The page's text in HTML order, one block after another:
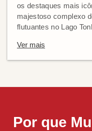
os destaques mais
majestoso complexo
flutuantes no Lago
Ver mais
Por que